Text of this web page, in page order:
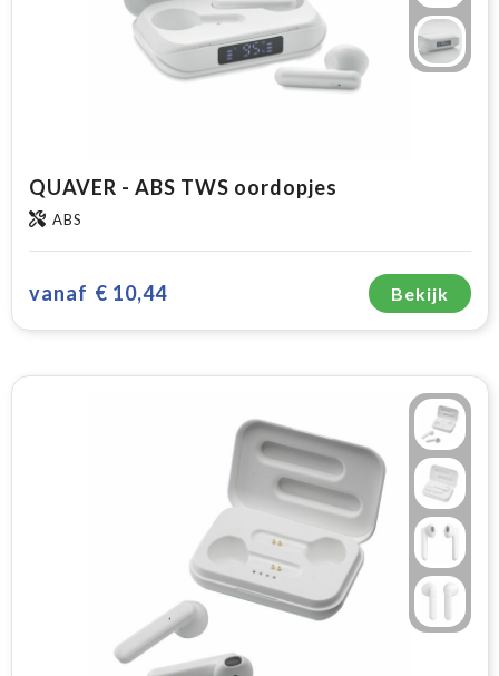
QUAVER - ABS TWS oordopjes
ABS
vanaf € 10,44 Bekijk